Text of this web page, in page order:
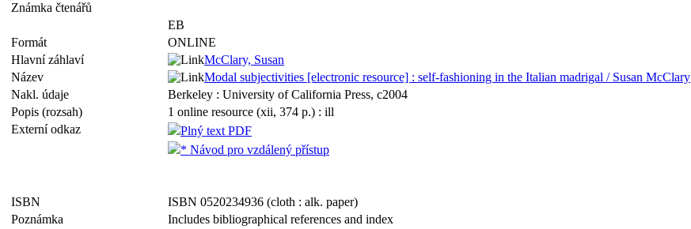
Známka čtenářů
EB
Formát
ONLINE
Hlavní záhlaví
McClary, Susan
Název
Modal subjectivities [electronic resource] : self-fashioning in the Italian madrigal / Susan McClary
Nakl. údaje
Berkeley : University of California Press, c2004
Popis (rozsah)
1 online resource (xii, 374 p.) : ill
Externí odkaz
Plný text PDF
* Návod pro vzdálený přístup
ISBN
ISBN 0520234936 (cloth : alk. paper)
Poznámka
Includes bibliographical references and index